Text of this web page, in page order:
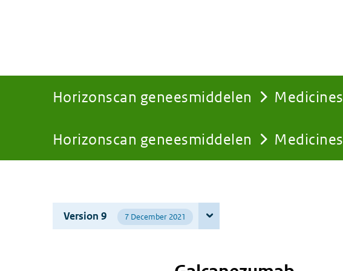
Horizonscan geneesmiddelen Medicines
You
here:
Horizonscan geneesmiddelen Medicines
Version 9 7 December 2021